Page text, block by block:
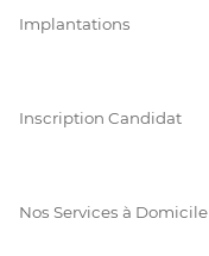
Implantations
Inscription Candidat
Nos Services à Domicile